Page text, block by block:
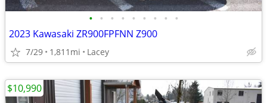
• • • • • • • • •
2023 Kawasaki ZR900FPFNN Z900
7/29 1,811mi Lacey
$10,990